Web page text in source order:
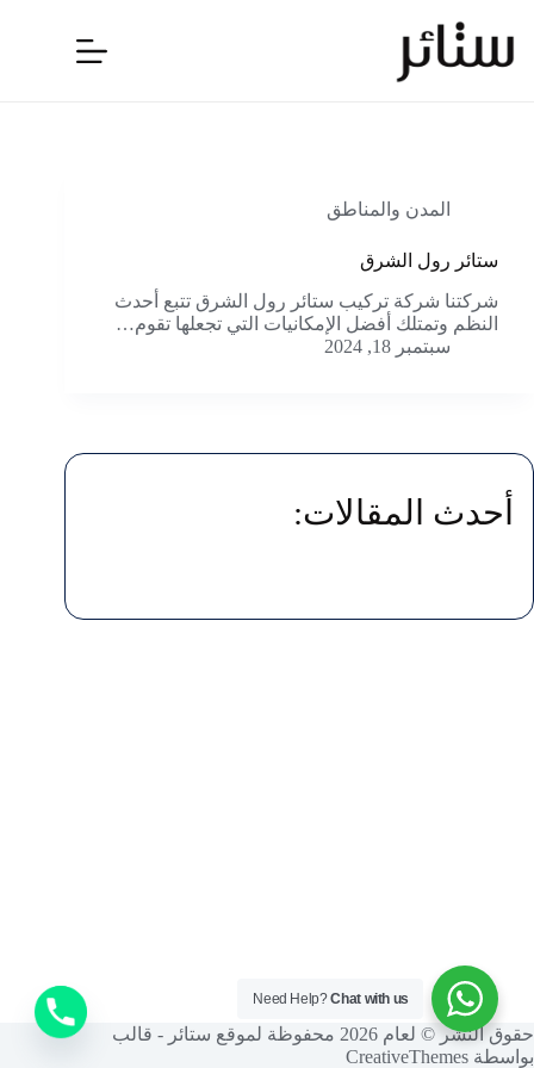
إلى
المحتوى
المدن والمناطق
ستائر رول الشرق
شركتنا شركة تركيب ستائر رول الشرق تتبع أحدث
النظم وتمتلك أفضل الإمكانيات التي تجعلها تقوم…
سبتمبر 18, 2024
أحدث المقالات:
حقوق النشر © لعام 2026 محفوظة لموقع ستائر - قالب
بواسطة CreativeThemes
Need Help?Chat with us